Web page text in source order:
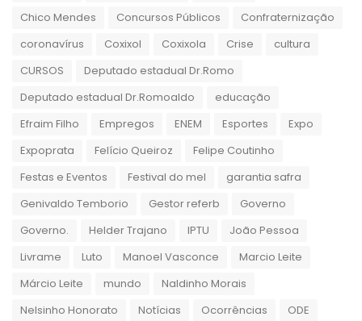
Chico Mendes
Concursos Públicos
Confraternização
coronavírus
Coxixol Coxixola Crise
cultura
CURSOS
Deputado estadual Dr.Romo
Deputado estadual Dr.Romoaldo
educação
Efraim Filho
Empregos ENEM Esportes
Expo
Expoprata
Felício Queiroz
Felipe Coutinho
Festas e Eventos
Festival do mel
garantia safra
Genivaldo Temborio
Gestor referb
Governo
Governo.
Helder Trajano IPTU
João Pessoa
Livrame
Luto Manoel Vasconce
Marcio Leite
Márcio Leite
mundo
Naldinho Morais
Nelsinho Honorato
Notícias Ocorrências
ODE